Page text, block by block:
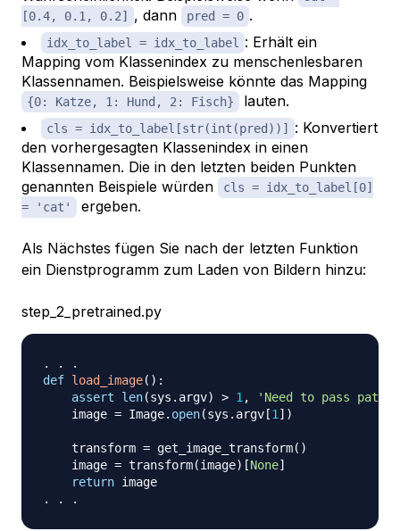
[0.4, 0.1, 0.2]
, dann pred = 0 .
idx_to_label = idx_to_label
: Erhält ein
Mapping vom Klassenindex zu menschenlesbaren
Klassennamen. Beispielsweise könnte das Mapping
{0: Katze, 1: Hund, 2: Fisch} lauten.
cls = idx_to_label[str(int(pred))]
: Konvertiert
den vorhergesagten Klassenindex in einen
Klassennamen. Die in den letzten beiden Punkten
genannten Beispiele würden
cls = idx_to_label[0]
= 'cat'
ergeben.
Als Nächstes fügen Sie nach der letzten Funktion
ein Dienstprogramm zum Laden von Bildern hinzu:
step_2_pretrained.py
. .
.
def load_image( ) :
assert
len(sys . argv) > 1 ,
'Need to pass path
    image
= Image. open(sys . argv [1 ] )
    transform
= get_image_transform( )
    image
= transform(image) [None]
return
.
. .